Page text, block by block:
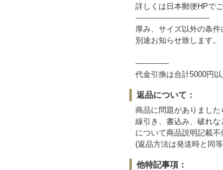
詳しくは日本郵便HPで
-------------------------------
厚み、サイズ以外の条件
別途お知らせ致します。
--------------
代金引換は合計5000円以
返品について：
商品に問題がありました
線引き、書込み、破れな
について商品説明記載不
(返品方法は発送時と同
他特記事項：